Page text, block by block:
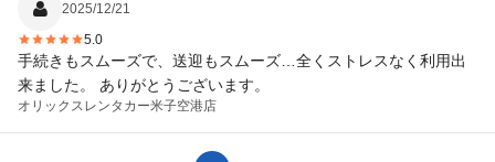
2025/12/21
5.0
手続きもスムーズで、送迎もスムーズ…全くストレスなく利用出
来ました。 ありがとうございます。
オリックスレンタカー米子空港店